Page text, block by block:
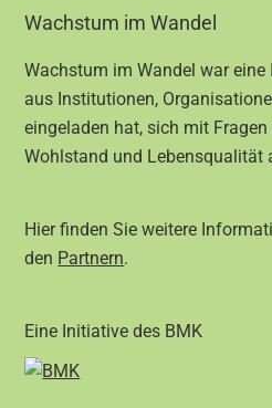
Footer
Wachstum im Wandel
Wachstum im Wandel war
aus Institutionen,
eingeladen hat, sich mit
Wohlstand und Lebensqualität
Hier finden Sie weitere
den Partnern.
Eine Initiative des BMK